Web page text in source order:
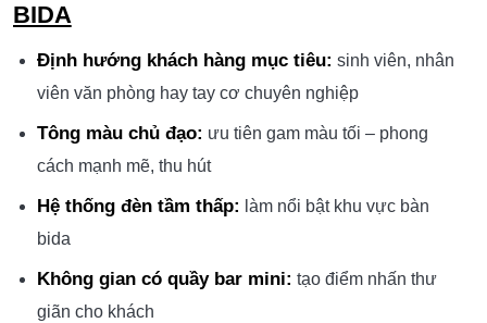
BIDA
Định hướng khách hàng mục tiêu: sinh viên, nhân
viên văn phòng hay tay cơ chuyên nghiệp
Tông màu chủ đạo: ưu tiên gam màu tối – phong
cách mạnh mẽ, thu hút
Hệ thống đèn tầm thấp: làm nổi bật khu vực bàn
bida
Không gian có quầy bar mini: tạo điểm nhấn thư
giãn cho khách